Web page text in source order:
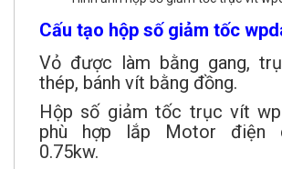
Cấu tạo hộp số giảm tốc
Vỏ được làm bằng gang,
thép, bánh vít bằng đồng.
Hộp số giảm tốc trục vít
phù hợp lắp Motor điện
0.75kw.